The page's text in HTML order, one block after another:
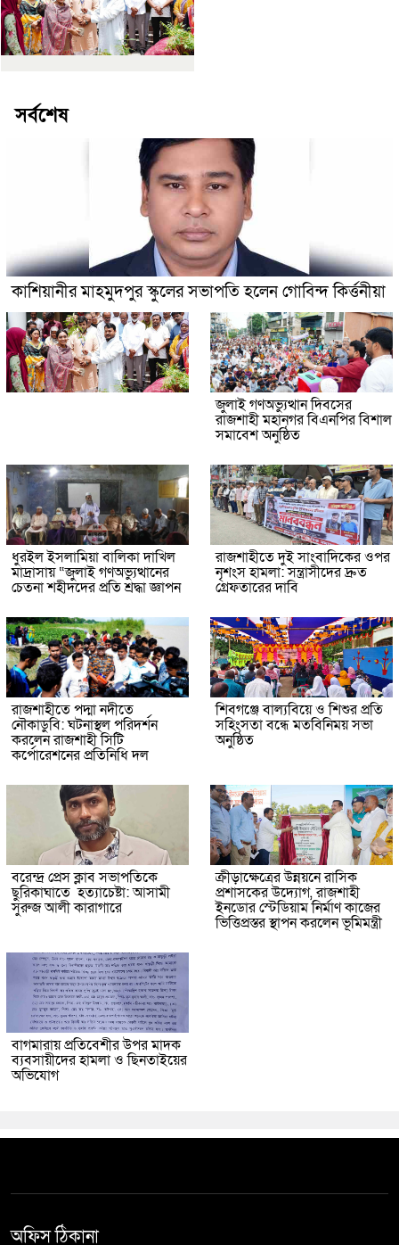
সর্বশেষ
কাশিয়ানীর মাহমুদপুর স্কুলের সভাপতি হলেন গোবিন্দ কির্ত্তনীয়া
জুলাই গণঅভ্যুত্থান দিবসের
রাজশাহী মহানগর বিএনপির বিশাল
সমাবেশ অনুষ্ঠিত
ধুরইল ইসলামিয়া বালিকা দাখিল
মাদ্রাসায় “জুলাই গণঅভ্যুত্থানের
চেতনা শহীদদের প্রতি শ্রদ্ধা জ্ঞাপন
রাজশাহীতে দুই সাংবাদিকের ওপর
নৃশংস হামলা: সন্ত্রাসীদের দ্রুত
গ্রেফতারের দাবি
রাজশাহীতে পদ্মা নদীতে
নৌকাডুবি: ঘটনাস্থল পরিদর্শন
করলেন রাজশাহী সিটি
কর্পোরেশনের প্রতিনিধি দল
শিবগঞ্জে বাল্যবিয়ে ও শিশুর প্রতি
সহিংসতা বন্ধে মতবিনিময় সভা
অনুষ্ঠিত
বরেন্দ্র প্রেস ক্লাব সভাপতিকে
ছুরিকাঘাতে হত্যাচেষ্টা: আসামী
সুরুজ আলী কারাগারে
ক্রীড়াক্ষেত্রের উন্নয়নে রাসিক
প্রশাসকের উদ্যোগ, রাজশাহী
ইনডোর স্টেডিয়াম নির্মাণ কাজের
ভিত্তিপ্রস্তর স্থাপন করলেন ভূমিমন্ত্রী
বাগমারায় প্রতিবেশীর উপর মাদক
ব্যবসায়ীদের হামলা ও ছিনতাইয়ের
অভিযোগ
অফিস ঠিকানা